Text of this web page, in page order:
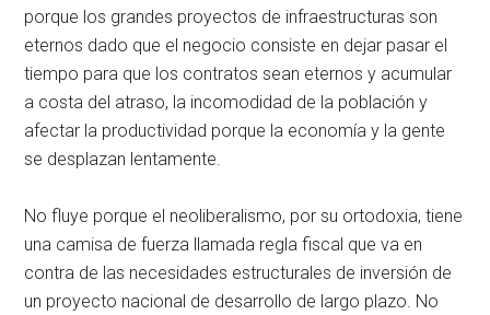
porque los grandes proyectos de infraestructuras son
eternos dado que el negocio consiste en dejar pasar el
tiempo para que los contratos sean eternos y acumular
a costa del atraso, la incomodidad de la población y
afectar la productividad porque la economía y la gente
se desplazan lentamente.
No fluye porque el neoliberalismo, por su ortodoxia, tiene
una camisa de fuerza llamada regla fiscal que va en
contra de las necesidades estructurales de inversión de
un proyecto nacional de desarrollo de largo plazo. No